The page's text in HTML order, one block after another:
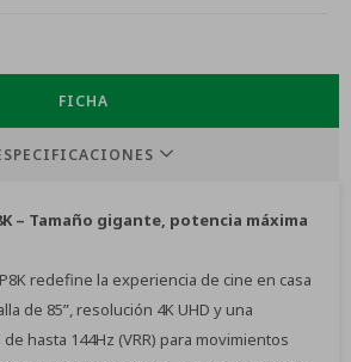
FICHA
– Tamaño gigante, potencia máxima
redefine la experiencia de cine en casa
de 85”, resolución 4K UHD y una
hasta 144Hz (VRR) para movimientos